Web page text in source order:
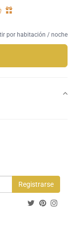
por habitación / noche
Registrarse